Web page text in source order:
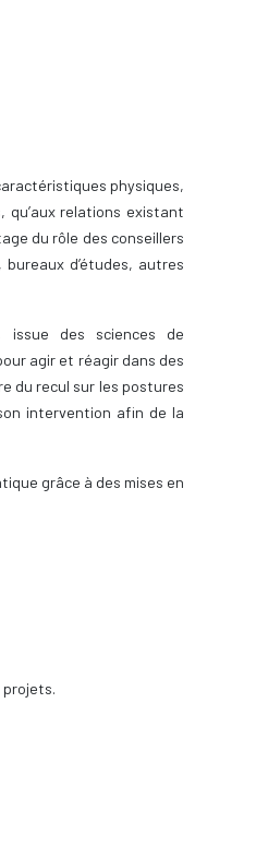
physiques,
relations existant
du rôle des conseillers
bureaux d’études, autres
issue des sciences de
agir et réagir dans des
du recul sur les postures
intervention afin de la
grâce à des mises en
projets.